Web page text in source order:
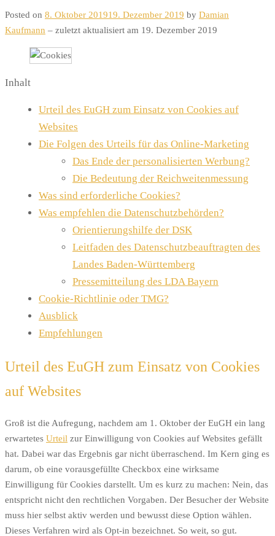
Posted on 8. Oktober 201919. Dezember 2019 by Damian
Kaufmann – zuletzt aktualisiert am 19. Dezember 2019
Inhalt
Urteil des EuGH zum Einsatz von Cookies auf
Websites
Die Folgen des Urteils für das Online-Marketing
Das Ende der personalisierten Werbung?
Die Bedeutung der Reichweitenmessung
Was sind erforderliche Cookies?
Was empfehlen die Datenschutzbehörden?
Orientierungshilfe der DSK
Leitfaden des Datenschutzbeauftragten des
Landes Baden-Württemberg
Pressemitteilung des LDA Bayern
Cookie-Richtlinie oder TMG?
Ausblick
Empfehlungen
Urteil des EuGH zum Einsatz von Cookies
auf Websites
Groß ist die Aufregung, nachdem am 1. Oktober der EuGH ein lang
erwartetes Urteil zur Einwilligung von Cookies auf Websites gefällt
hat. Dabei war das Ergebnis gar nicht überraschend. Im Kern ging es
darum, ob eine vorausgefüllte Checkbox eine wirksame
Einwilligung für Cookies darstellt. Um es kurz zu machen: Nein, das
entspricht nicht den rechtlichen Vorgaben. Der Besucher der Website
muss hier selbst aktiv werden und bewusst diese Option wählen.
Dieses Verfahren wird als Opt-in bezeichnet. So weit, so gut.